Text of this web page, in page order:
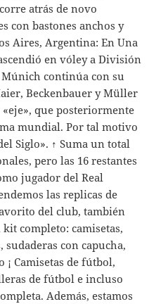
atrás de novo
con bastones anchos y
Aires, Argentina: En Una
en vóley a División
continúa con su
Beckenbauer y Müller
que posteriormente
mundial. Por tal motivo
Siglo». ↑ Suma un total
pero las 16 restantes
jugador del Real
las replicas de
del club, también
completo: camisetas,
con capucha,
Camisetas de fútbol,
de fútbol e incluso
Además, estamos